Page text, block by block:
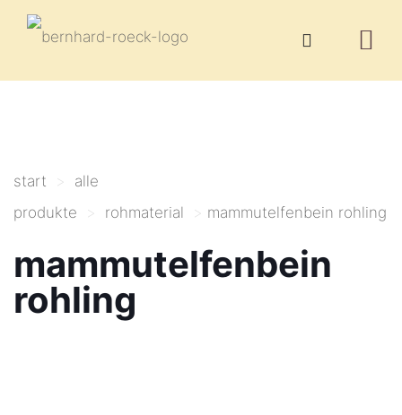
start >
alle
produkte
> rohmaterial > mammutelfenbein rohling
mammutelfenbein
rohling